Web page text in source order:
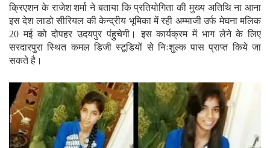
क्रिएशन के राजेश शर्मा ने बताया कि प्रतियोगिता की मुख्य अतिथि ना आना
इस देश लाडो सीरियल की केन्द्रीय भूमिका में रही अम्माजी उर्फ मेघना मलिक
20 मई को दोपहर उदयपुर पंहुुचेगी। इस कार्यक्रम में भाग लेने के लिए
सरदारपुरा स्थित कमल डिजी स्टूडियों से निःशुल्क पास प्राप्त किये जा
सकते है।